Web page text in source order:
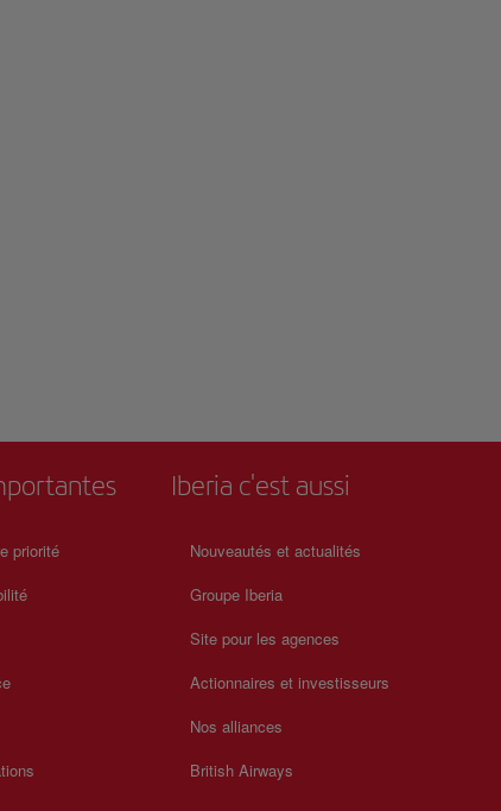
priorité
Iberia c'est aussi
Nouveautés et actualités
Groupe Iberia
Site pour les agences
Actionnaires et investisseurs
Nos alliances
British Airways